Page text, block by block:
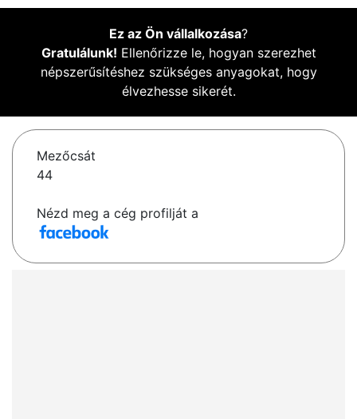
Ez az Ön vállalkozása?
Gratulálunk! Ellenőrizze le, hogyan szerezhet
népszerűsítéshez szükséges anyagokat, hogy
élvezhesse sikerét.
Mezőcsát
44
Nézd meg a cég profilját a